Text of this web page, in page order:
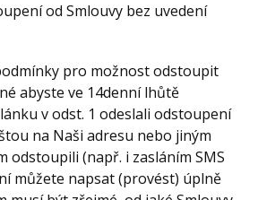
od Smlouvy bez uvedení
pro možnost odstoupit
abyste ve 14denní lhůtě
v odst. 1 odeslali odstoupení
na Naši adresu nebo jiným
odstoupili (např. i zasláním SMS
můžete napsat (provést) úplně